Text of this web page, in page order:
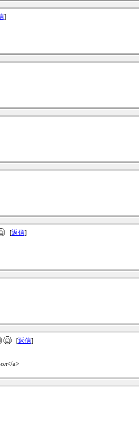
]
[返信]
[返信]
a>